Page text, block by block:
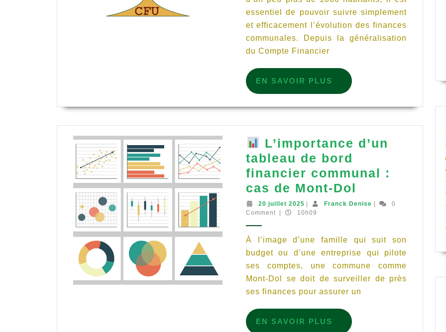
de
sa
commune
au
Compte
Financier
Unique
(CFU)
essentiel de pouvoir suivre simplement
et efficacement l’évolution des finances
communales. Depuis la généralisation
du Compte Financier
EN SAVOIR PLUS
EN
SAVOIR
L’importance d’un
tableau de bord
financier communal :
cas de Mont-Dol
de
bord
financier
communal
20 juillet 2025 20
juillet
Franck Denise Franck0
Comment
10h09
À l’image d’une famille qui suit son
budget ou d’une entreprise qui pilote
ses comptes, une commune comme
Mont-Dol se doit de surveiller de près
ses finances pour assurer un
EN SAVOIR PLUS
EN